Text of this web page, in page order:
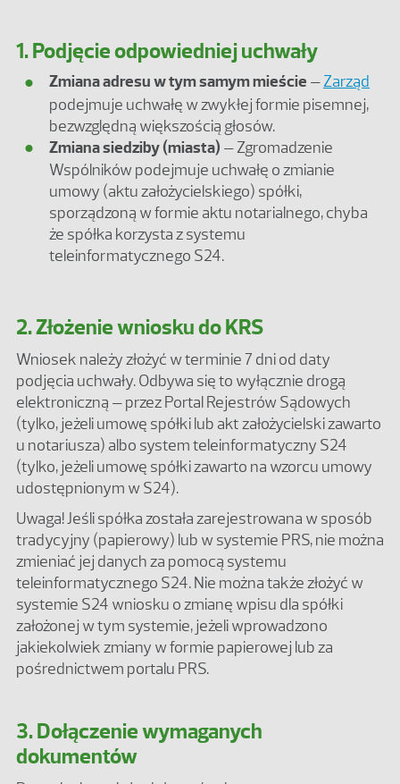
1. Podjęcie odpowiedniej uchwały
Zmiana adresu w tym samym mieście –Zarząd
podejmuje uchwałę w zwykłej formie pisemnej,
bezwzględną większością głosów.
Zmiana siedziby (miasta) – Zgromadzenie
Wspólników podejmuje uchwałę o zmianie
umowy (aktu założycielskiego) spółki,
sporządzoną w formie aktu notarialnego, chyba
że spółka korzysta z systemu
teleinformatycznego S24.
2. Złożenie wniosku do KRS
Wniosek należy złożyć w terminie 7 dni od daty
podjęcia uchwały. Odbywa się to wyłącznie drogą
elektroniczną – przez Portal Rejestrów Sądowych
(tylko, jeżeli umowę spółki lub akt założycielski zawarto
u notariusza) albo system teleinformatyczny S24
(tylko, jeżeli umowę spółki zawarto na wzorcu umowy
udostępnionym w S24).
Uwaga! Jeśli spółka została zarejestrowana w sposób
tradycyjny (papierowy) lub w systemie PRS, nie można
zmieniać jej danych za pomocą systemu
teleinformatycznego S24. Nie można także złożyć w
systemie S24 wniosku o zmianę wpisu dla spółki
założonej w tym systemie, jeżeli wprowadzono
jakiekolwiek zmiany w formie papierowej lub za
pośrednictwem portalu PRS.
3. Dołączenie wymaganych
dokumentów